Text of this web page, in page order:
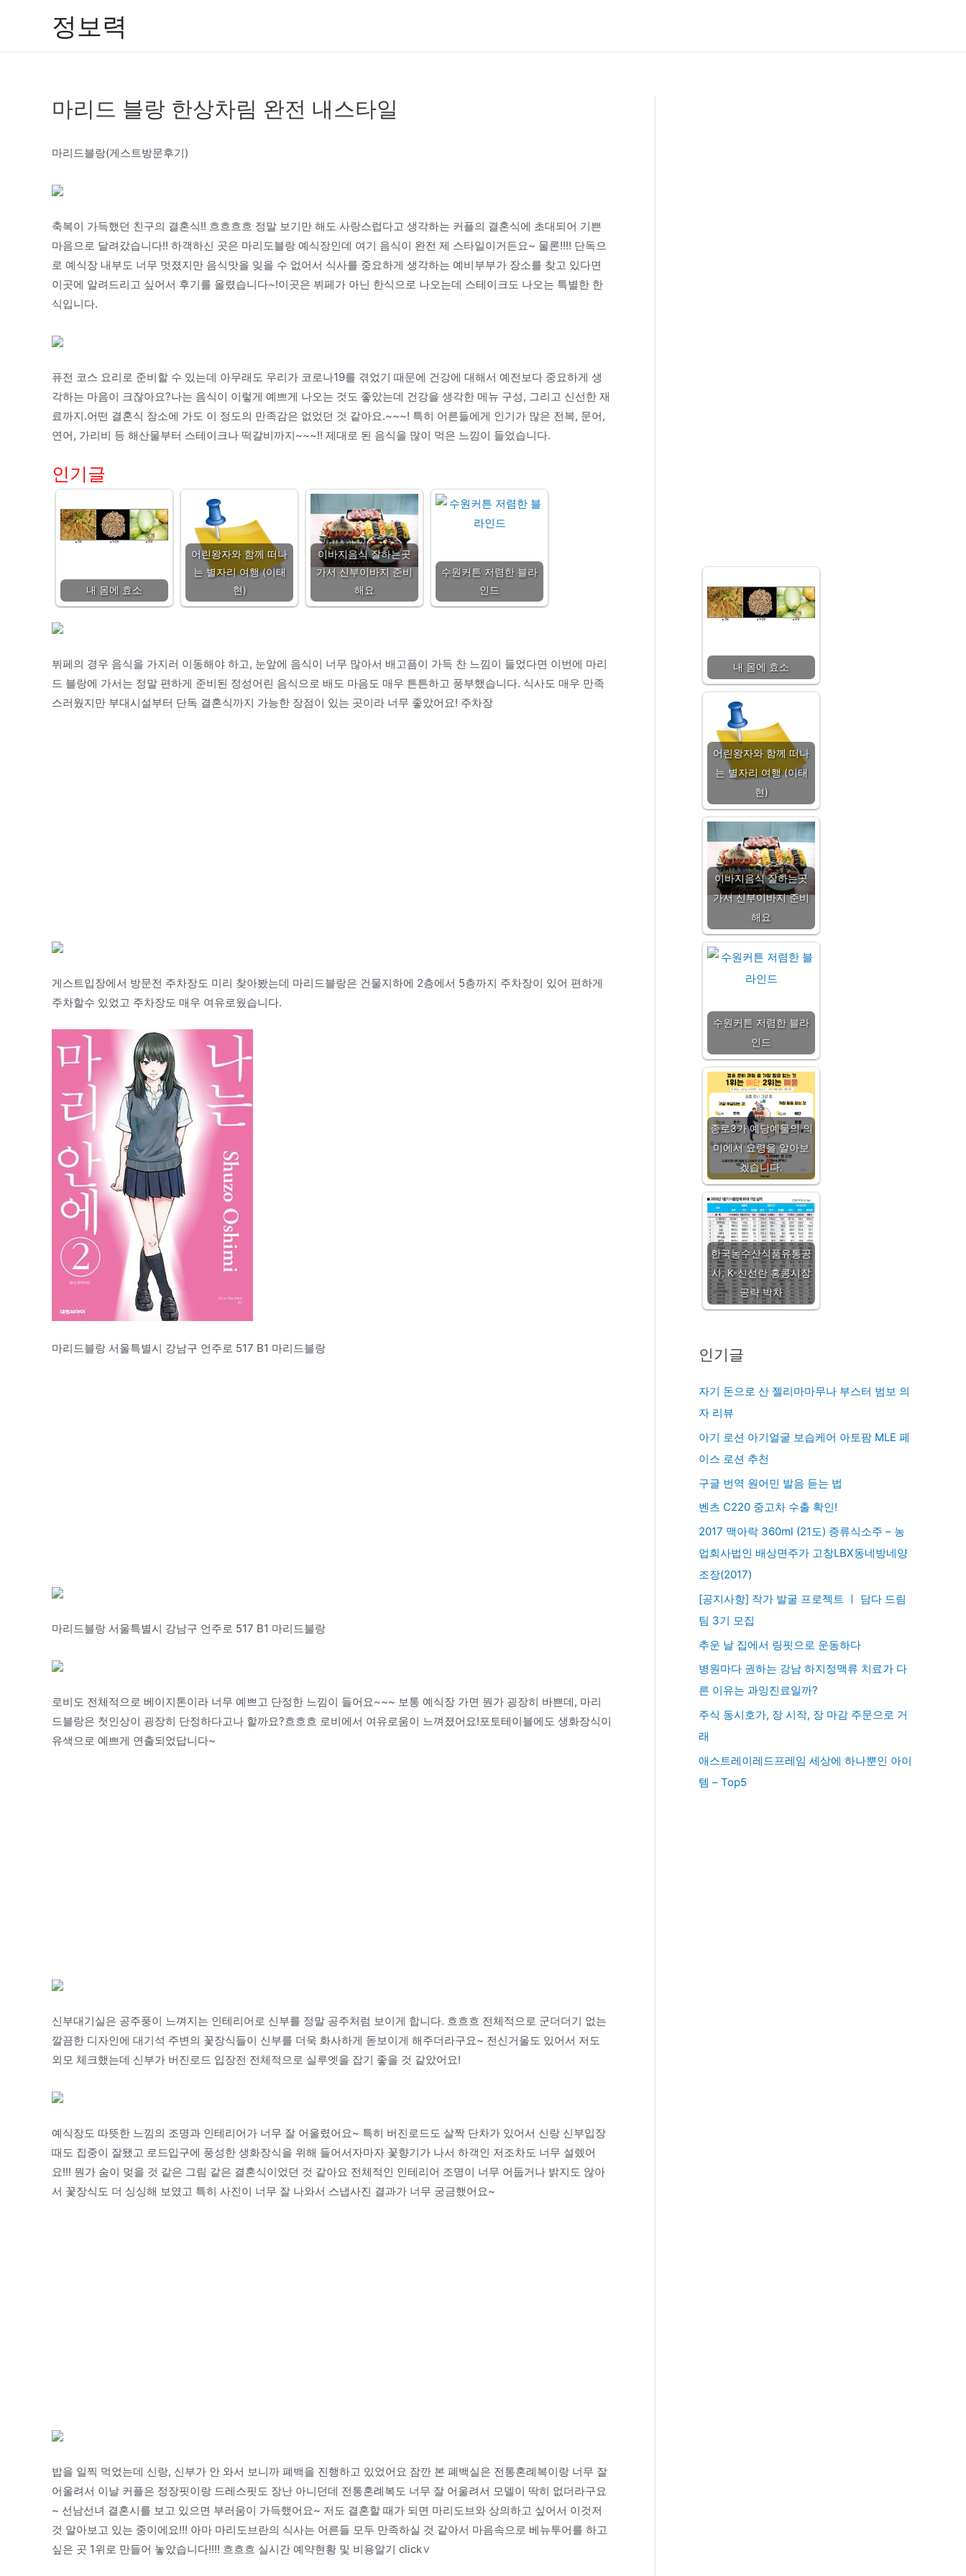
정보력
마리드 블랑 한상차림 완전 내스타일
마리드블랑(게스트방문후기)
축복이 가득했던 친구의 결혼식!! 흐흐흐흐 정말 보기만 해도 사랑스럽다고 생각하는 커플의 결혼식에 초대되어 기쁜
마음으로 달려갔습니다!! 하객하신 곳은 마리도블랑 예식장인데 여기 음식이 완전 제 스타일이거든요~ 물론!!!! 단독으
로 예식장 내부도 너무 멋졌지만 음식맛을 잊을 수 없어서 식사를 중요하게 생각하는 예비부부가 장소를 찾고 있다면
이곳에 알려드리고 싶어서 후기를 올렸습니다~!이곳은 뷔페가 아닌 한식으로 나오는데 스테이크도 나오는 특별한 한
식입니다.
퓨전 코스 요리로 준비할 수 있는데 아무래도 우리가 코로나19를 겪었기 때문에 건강에 대해서 예전보다 중요하게 생
각하는 마음이 크잖아요?나는 음식이 이렇게 예쁘게 나오는 것도 좋았는데 건강을 생각한 메뉴 구성, 그리고 신선한 재
료까지.어떤 결혼식 장소에 가도 이 정도의 만족감은 없었던 것 같아요.~~~! 특히 어른들에게 인기가 많은 전복, 문어,
연어, 가리비 등 해산물부터 스테이크나 떡갈비까지~~~!! 제대로 된 음식을 많이 먹은 느낌이 들었습니다.
인기글
내 몸에 효소
어린왕자와 함께 떠나
는 별자리 여행 (이태
현)
이바지음식 잘하는곳
가서 신부이바지 준비
해요
수원커튼 저렴한 블라
인드
뷔페의 경우 음식을 가지러 이동해야 하고, 눈앞에 음식이 너무 많아서 배고픔이 가득 찬 느낌이 들었다면 이번에 마리
드 블랑에 가서는 정말 편하게 준비된 정성어린 음식으로 배도 마음도 매우 튼튼하고 풍부했습니다. 식사도 매우 만족
스러웠지만 부대시설부터 단독 결혼식까지 가능한 장점이 있는 곳이라 너무 좋았어요! 주차장
게스트입장에서 방문전 주차장도 미리 찾아봤는데 마리드블랑은 건물지하에 2층에서 5층까지 주차장이 있어 편하게
주차할수 있었고 주차장도 매우 여유로웠습니다.
마리드블랑 서울특별시 강남구 언주로 517 B1 마리드블랑
마리드블랑 서울특별시 강남구 언주로 517 B1 마리드블랑
로비도 전체적으로 베이지톤이라 너무 예쁘고 단정한 느낌이 들어요~~~ 보통 예식장 가면 뭔가 굉장히 바쁜데, 마리
드블랑은 첫인상이 굉장히 단정하다고나 할까요?흐흐흐 로비에서 여유로움이 느껴졌어요!포토테이블에도 생화장식이
유색으로 예쁘게 연출되었답니다~
신부대기실은 공주풍이 느껴지는 인테리어로 신부를 정말 공주처럼 보이게 합니다. 흐흐흐 전체적으로 군더더기 없는
깔끔한 디자인에 대기석 주변의 꽃장식들이 신부를 더욱 화사하게 돋보이게 해주더라구요~ 전신거울도 있어서 저도
외모 체크했는데 신부가 버진로드 입장전 전체적으로 실루엣을 잡기 좋을 것 같았어요!
예식장도 따뜻한 느낌의 조명과 인테리어가 너무 잘 어울렸어요~ 특히 버진로드도 살짝 단차가 있어서 신랑 신부입장
때도 집중이 잘됐고 로드입구에 풍성한 생화장식을 위해 들어서자마자 꽃향기가 나서 하객인 저조차도 너무 설렜어
요!!! 뭔가 숨이 멎을 것 같은 그림 같은 결혼식이었던 것 같아요 전체적인 인테리어 조명이 너무 어둡거나 밝지도 않아
서 꽃장식도 더 싱싱해 보였고 특히 사진이 너무 잘 나와서 스냅사진 결과가 너무 궁금했어요~
밥을 일찍 먹었는데 신랑, 신부가 안 와서 보니까 폐백을 진행하고 있었어요 잠깐 본 폐백실은 전통혼례복이랑 너무 잘
어울려서 이날 커플은 정장핏이랑 드레스핏도 장난 아니던데 전통혼례복도 너무 잘 어울려서 모델이 딱히 없더라구요
~ 선남선녀 결혼시를 보고 있으면 부러움이 가득했어요~ 저도 결혼할 때가 되면 마리도브와 상의하고 싶어서 이것저
것 알아보고 있는 중이에요!!! 아마 마리도브란의 식사는 어른들 모두 만족하실 것 같아서 마음속으로 베뉴투어를 하고
싶은 곳 1위로 만들어 놓았습니다!!!! 흐흐흐 실시간 예약현황 및 비용알기 click∨
내 몸에 효소
어린왕자와 함께 떠나
는 별자리 여행 (이태
현)
이바지음식 잘하는곳
가서 신부이바지 준비
해요
수원커튼 저렴한 블라
인드
종로3가 예당예물의 의
미에서 요령을 알아보
겠습니다.
한국농수산식품유통공
사, K-신선란 홍콩시장
공략 박차
인기글
자기 돈으로 산 젤리마마무나 부스터 범보 의
자 리뷰
아기 로션 아기얼굴 보습케어 아토팜 MLE 페
이스 로션 추천
구글 번역 원어민 발음 듣는 법
벤츠 C220 중고차 수출 확인!
2017 맥아락 360ml (21도) 증류식소주 – 농
업회사법인 배상면주가 고창LBX동네방네양
조장(2017)
[공지사항] 작가 발굴 프로젝트 ㅣ 담다 드림
팀 3기 모집
추운 날 집에서 링핏으로 운동하다
병원마다 권하는 강남 하지정맥류 치료가 다
른 이유는 과잉진료일까?
주식 동시호가, 장 시작, 장 마감 주문으로 거
래
애스트레이레드프레임 세상에 하나뿐인 아이
템 – Top5